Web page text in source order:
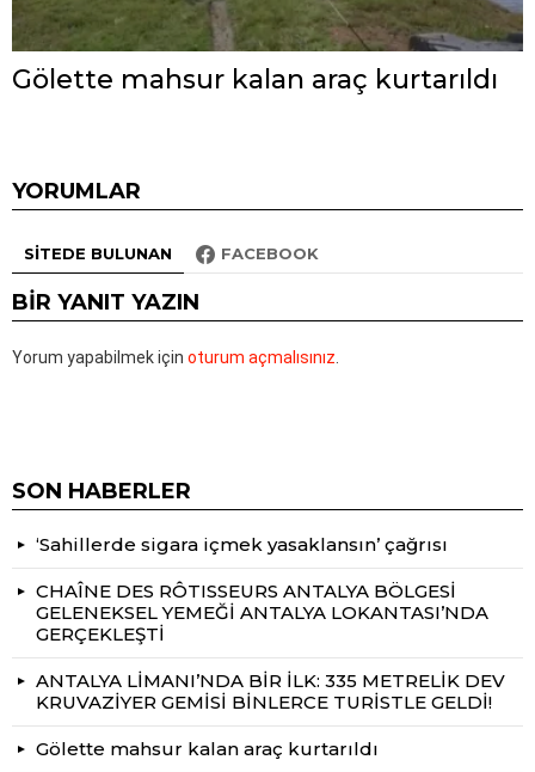
Gölette mahsur kalan araç kurtarıldı
YORUMLAR
SITEDE BULUNAN FACEBOOK
BIR YANIT YAZIN
Yorum yapabilmek için oturum açmalısınız
SON HABERLER
‘Sahillerde sigara içmek yasaklansın’ çağrısı
CHAÎNE DES RÔTISSEURS ANTALYA BÖLGESİ
GELENEKSEL YEMEĞİ ANTALYA LOKANTASI’NDA
GERÇEKLEŞTİ
ANTALYA LİMANI’NDA BİR İLK: 335 METRELİK DEV
KRUVAZİYER GEMİSİ BİNLERCE TURİSTLE GELDİ!
Gölette mahsur kalan araç kurtarıldı